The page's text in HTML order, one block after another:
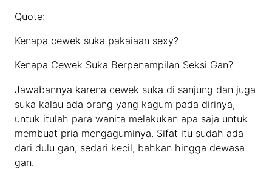
Quote:
Kenapa cewek suka pakaiaan sexy?
Kenapa Cewek Suka Berpenampilan Seksi Gan?
Jawabannya karena cewek suka di sanjung dan juga
suka kalau ada orang yang kagum pada dirinya,
untuk itulah para wanita melakukan apa saja untuk
membuat pria mengaguminya. Sifat itu sudah ada
dari dulu gan, sedari kecil, bahkan hingga dewasa
gan.